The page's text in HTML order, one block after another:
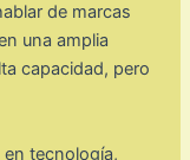
de marcas
una amplia
capacidad, pero
tecnología,